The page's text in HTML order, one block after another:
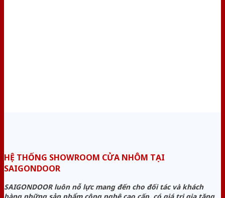
HỆ THỐNG SHOWROOM CỬA NHÔM TẠI
SAIGONDOOR
SAIGONDOOR luôn nỗ lực mang đến cho đối tác và khách